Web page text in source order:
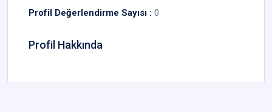
Profil Değerlendirme Sayısı : 0
Profil Hakkında